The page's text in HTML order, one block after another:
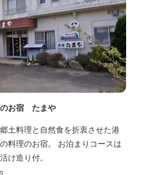
のお宿 たまや
土料理と自然食を折衷させた港
料理のお宿。 お泊まりコースは
け造り付。